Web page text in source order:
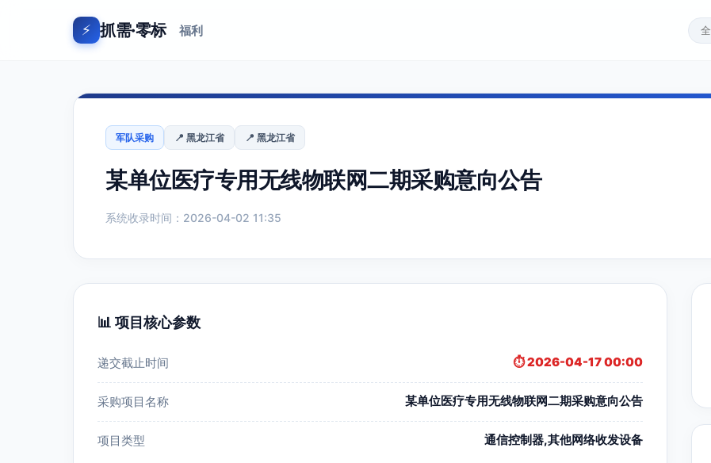
⚡ 抓需·零标 福利
军队采购 📍 黑龙江省 📍 黑龙江省
某单位医疗专用无线物联网二期采购意向公告
系统收录时间：2026-04-02 11:35
📊 项目核心参数
递交截止时间 ⏱️ 2026-04-17 00:00
采购项目名称 某单位医疗专用无线物联网二期采购意向公告
项目类型 通信控制器,其他网络收发设备